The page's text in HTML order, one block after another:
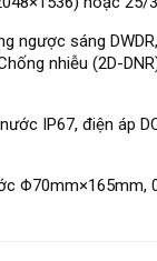
ngược sáng
nhiễu (2D-
IP67, điện áp
Φ70mm×165mm,